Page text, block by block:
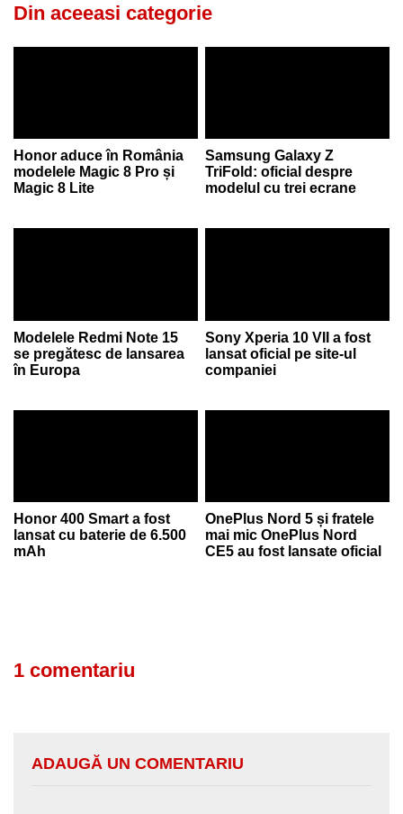
Din aceeasi categorie
Honor aduce în România
modelele Magic 8 Pro și
Magic 8 Lite
Samsung Galaxy Z
TriFold: oficial despre
modelul cu trei ecrane
Modelele Redmi Note 15
se pregătesc de lansarea
în Europa
Sony Xperia 10 VII a fost
lansat oficial pe site-ul
companiei
Honor 400 Smart a fost
lansat cu baterie de 6.500
mAh
OnePlus Nord 5 și fratele
mai mic OnePlus Nord
CE5 au fost lansate oficial
1 comentariu
ADAUGĂ UN COMENTARIU